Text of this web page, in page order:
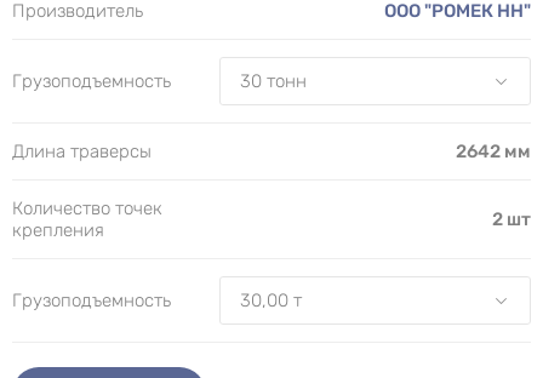
Производитель ООО "РОМЕК НН"
Грузоподъемность
Длина траверсы 2642 мм
Количество точек
крепления
2 шт
Грузоподъемность